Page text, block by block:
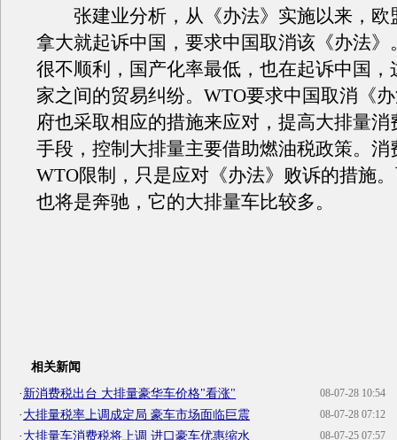
张建业分析，从《办法》实施以来，欧
拿大就起诉中国，要求中国取消该《办法》
很不顺利，国产化率最低，也在起诉中国，
家之间的贸易纠纷。WTO要求中国取消《
府也采取相应的措施来应对，提高大排量消
手段，控制大排量主要借助燃油税政策。消
WTO限制，只是应对《办法》败诉的措施
也将是奔驰，它的大排量车比较多。
相关新闻
08-07-28 10:54
·新消费税出台 大排量豪华车价格"看涨"
08-07-28 07:12
·大排量税率上调成定局 豪车市场面临巨震
08-07-25 07:57
·大排量车消费税将上调 进口豪车优惠缩水